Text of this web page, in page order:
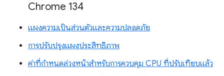
Chrome 134
แผงความเป็นส่วนตัวและความปลอดภัย
การปรับปรุงแผงประสิทธิภาพ
ค่าที่กำหนดล่วงหน้าสำหรับการควบคุม CPU ที่ปรับเทียบแล้ว